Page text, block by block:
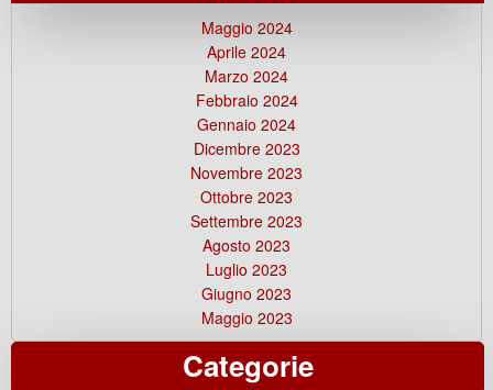
Maggio 2024
Aprile 2024
Marzo 2024
Febbraio 2024
Gennaio 2024
Dicembre 2023
Novembre 2023
Ottobre 2023
Settembre 2023
Agosto 2023
Luglio 2023
Giugno 2023
Maggio 2023
Categorie